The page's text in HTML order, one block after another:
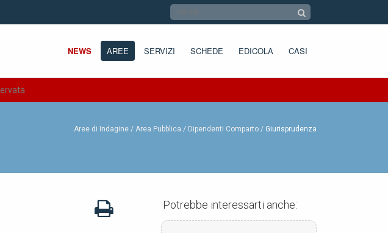
NEWS AREE SERVIZI SCHEDE EDICOLA CASI
Aree di Indagine / Area Pubblica / Dipendenti Comparto Giurisprudenza
Potrebbe interessarti anche: